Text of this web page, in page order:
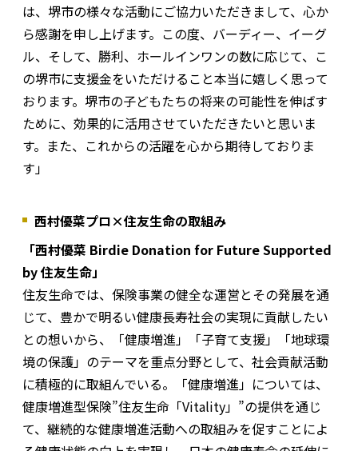
は、堺市の様々な活動にご協力いただきまして、心か
ら感謝を申し上げます。この度、バーディー、イーグ
ル、そして、勝利、ホールインワンの数に応じて、こ
の堺市に支援金をいただけること本当に嬉しく思って
おります。堺市の子どもたちの将来の可能性を伸ばす
ために、効果的に活用させていただきたいと思いま
す。また、これからの活躍を心から期待しておりま
す」
西村優菜プロ×住友生命の取組み
「西村優菜 Birdie Donation for Future Supported
by 住友生命」
住友生命では、保険事業の健全な運営とその発展を通
じて、豊かで明るい健康長寿社会の実現に貢献したい
との想いから、「健康増進」「子育て支援」「地球環
境の保護」のテーマを重点分野として、社会貢献活動
に積極的に取組んでいる。「健康増進」については、
健康増進型保険”住友生命「Vitality」”の提供を通じ
て、継続的な健康増進活動への取組みを促すことによ